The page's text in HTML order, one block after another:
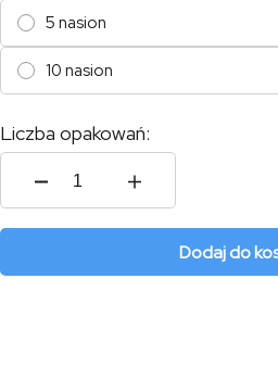
5 nasion
10 nasion
Liczba opakowań:
ilość
Badazz
Cookies
Dodaj do